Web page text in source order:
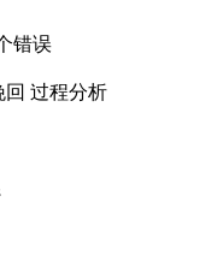
错误
回 过程分析